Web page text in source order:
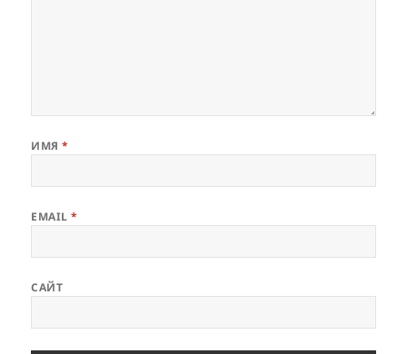
ИМЯ*
EMAIL*
САЙТ